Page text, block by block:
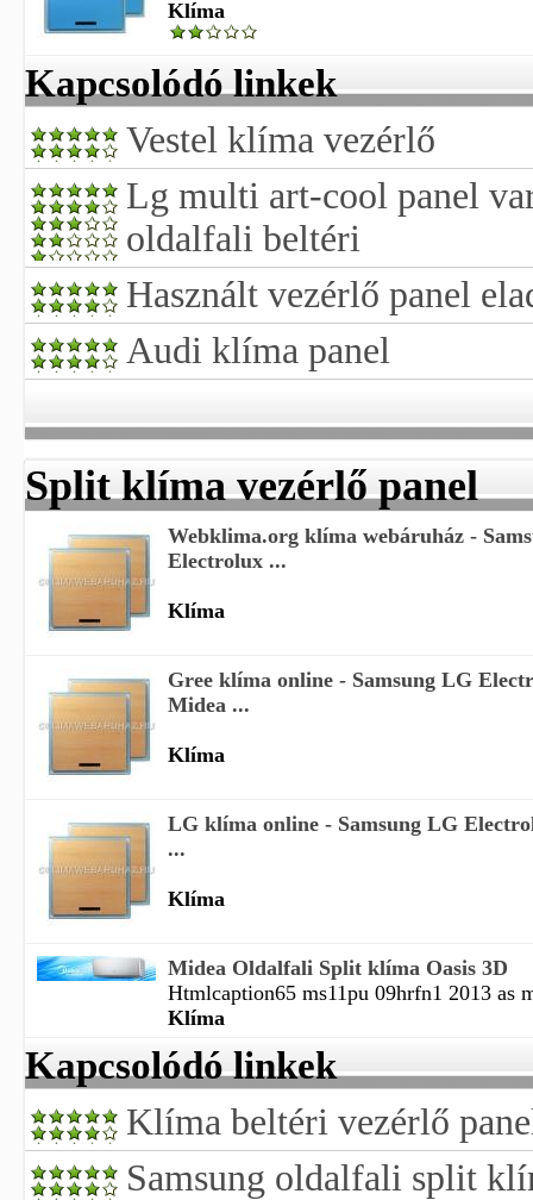
Klíma
Kapcsolódó linkek
Vestel klíma vezérlő
Lg multi art-cool panel
oldalfali beltéri
Használt vezérlő panel
Audi klíma panel
Split klíma vezérlő panel
Webklima.org klíma webáruház -
Electrolux ...
Klíma
Gree klíma online - Samsung LG
Midea ...
Klíma
LG klíma online - Samsung LG
...
Klíma
Midea Oldalfali Split klíma Oasis 3D
Htmlcaption65 ms11pu 09hrfn1 2013 as
Klíma
Kapcsolódó linkek
Klíma beltéri vezérlő
Samsung oldalfali split